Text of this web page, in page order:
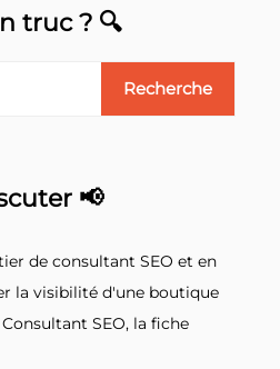
truc ? 🔍
📢
de consultant SEO et en
la visibilité d'une boutique
Consultant SEO, la fiche